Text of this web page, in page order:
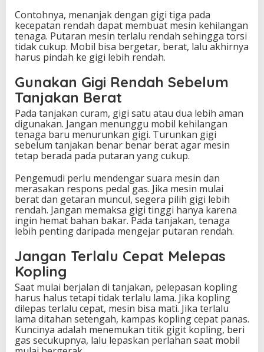
Contohnya, menanjak dengan gigi tiga pada
kecepatan rendah dapat membuat mesin kehilangan
tenaga. Putaran mesin terlalu rendah sehingga torsi
tidak cukup. Mobil bisa bergetar, berat, lalu akhirnya
harus pindah ke gigi lebih rendah.
Gunakan Gigi Rendah Sebelum
Tanjakan Berat
Pada tanjakan curam, gigi satu atau dua lebih aman
digunakan. Jangan menunggu mobil kehilangan
tenaga baru menurunkan gigi. Turunkan gigi
sebelum tanjakan benar benar berat agar mesin
tetap berada pada putaran yang cukup.
Pengemudi perlu mendengar suara mesin dan
merasakan respons pedal gas. Jika mesin mulai
berat dan getaran muncul, segera pilih gigi lebih
rendah. Jangan memaksa gigi tinggi hanya karena
ingin hemat bahan bakar. Pada tanjakan, tenaga
lebih penting daripada mengejar putaran rendah.
Jangan Terlalu Cepat Melepas
Kopling
Saat mulai berjalan di tanjakan, pelepasan kopling
harus halus tetapi tidak terlalu lama. Jika kopling
dilepas terlalu cepat, mesin bisa mati. Jika terlalu
lama ditahan setengah, kampas kopling cepat panas.
Kuncinya adalah menemukan titik gigit kopling, beri
gas secukupnya, lalu lepaskan perlahan saat mobil